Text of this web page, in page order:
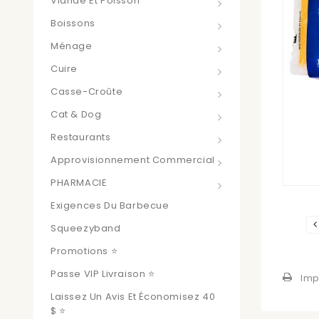
Boissons
Ménage
Cuire
Casse-Croûte
Cat & Dog
Restaurants
Approvisionnement Commercial
PHARMACIE
Exigences Du Barbecue
Squeezyband
Promotions ⭐
Passe VIP Livraison ⭐
Laissez Un Avis Et Économisez 40
$ ⭐